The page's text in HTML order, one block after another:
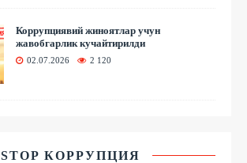
Коррупциявий жиноятлар учун
жавобгарлик кучайтирилди
02.07.2026 2 120
STOP КОРРУПЦИЯ